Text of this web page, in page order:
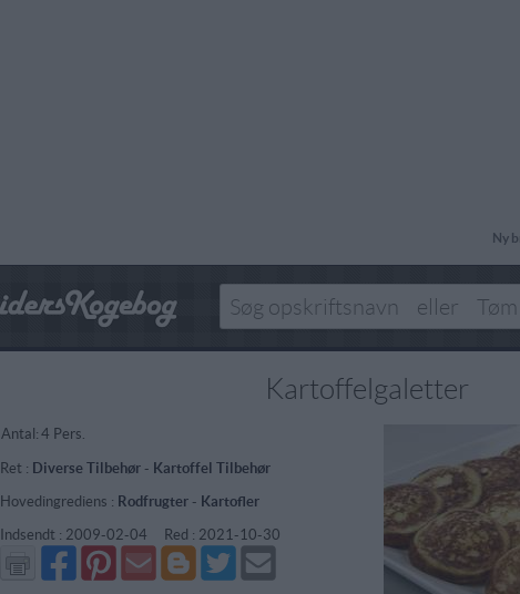
Ny
Kartoffelgaletter
Antal: 4 Pers.
Ret : Diverse Tilbehør- Kartoffel Tilbehør
Hovedingrediens : Rodfrugter- Kartofler
Indsendt : 2009-02-04 Red : 2021-10-30
Del
på
Facebook
Del
på
Pinterest
Send
via
GMail
Del
på
Blogger
Del
på
Twitter
Send
mail